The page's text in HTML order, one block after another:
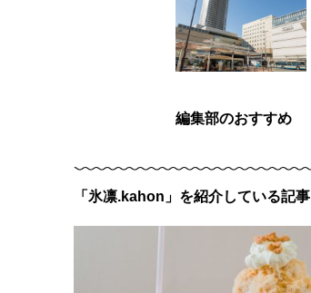
編集部のおすすめ
「氷凛.kahon」を紹介している記事